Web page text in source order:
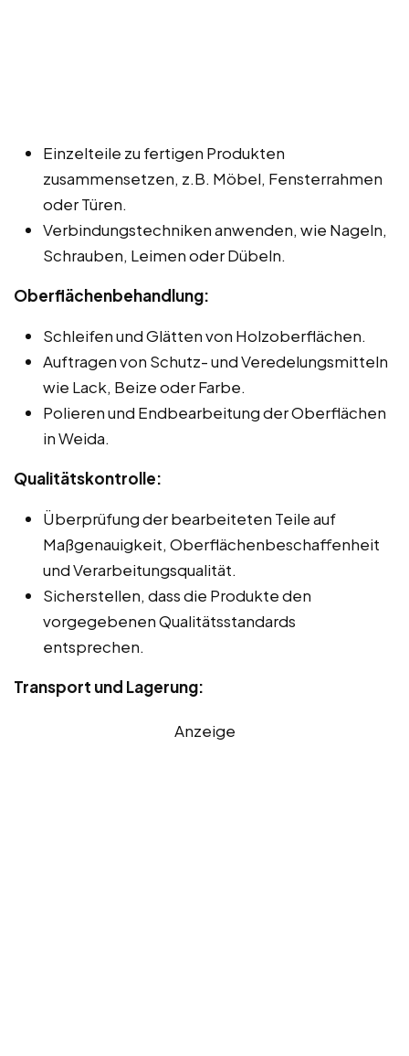
Einzelteile zu fertigen Produkten
zusammensetzen, z.B. Möbel, Fensterrahmen
oder Türen.
Verbindungstechniken anwenden, wie Nageln,
Schrauben, Leimen oder Dübeln.
Oberflächenbehandlung:
Schleifen und Glätten von Holzoberflächen.
Auftragen von Schutz- und Veredelungsmitteln
wie Lack, Beize oder Farbe.
Polieren und Endbearbeitung der Oberflächen
in Weida.
Qualitätskontrolle:
Überprüfung der bearbeiteten Teile auf
Maßgenauigkeit, Oberflächenbeschaffenheit
und Verarbeitungsqualität.
Sicherstellen, dass die Produkte den
vorgegebenen Qualitätsstandards
entsprechen.
Transport und Lagerung:
Anzeige